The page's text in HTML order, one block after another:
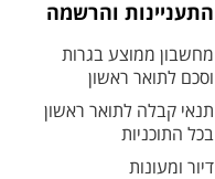
התעניינות והרשמה
מחשבון ממוצע בגרות
וסכם לתואר ראשון
תנאי קבלה לתואר ראשון
בכל התוכניות
דיור ומעונות